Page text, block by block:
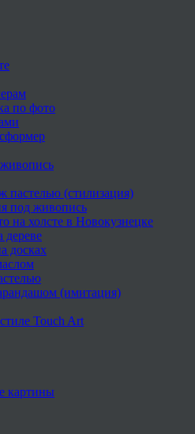
по фото
пастелью (стилизация)
под живопись
на холсте в Новокузнецке
дереве
досках
(имитация)
Touch Art
картины